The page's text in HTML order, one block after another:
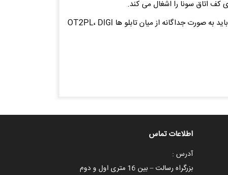
این هیترها جهت استفاده در سونا خشک 4 تا 13 مترمکعب و با ارتفاع مینیمم 190 سانتیمتر مناسب می باشند. تابلو کنترل دستگاه باید به صورت جداگانه از میان تابلو ها OT2PL، DIGI
اطلاعات تماس
آدرس :
بزرگراه رسالت – بین 16 متری اول و دوم